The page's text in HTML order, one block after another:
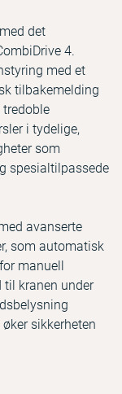
det
4.
med et
tilbakemelding
i tydelige,
som
spesialtilpassede
avanserte
som automatisk
manuell
til kranen under
sikkerheten